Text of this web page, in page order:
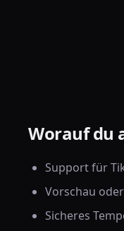
Worauf du
Support für
Vorschau
Sicheres